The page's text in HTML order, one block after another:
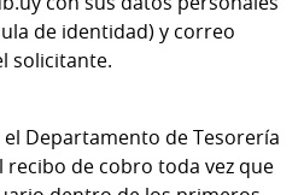
de identidad) y correo
solicitante.
Departamento de Tesorería
recibo de cobro toda vez que